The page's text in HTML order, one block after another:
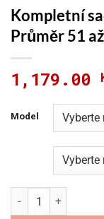
Kompletní
Průměr 51
1,179.00
Model
Kompletní sada